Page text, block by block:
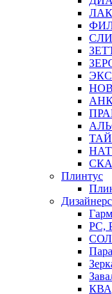
Плинтус
РС,